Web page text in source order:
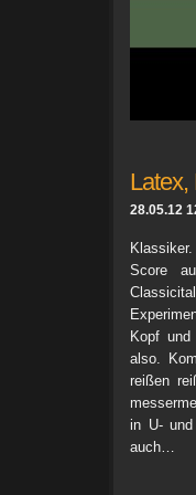
Latex,
28.05.12
Score
Kopf
also.
reißen
in U-
auch…